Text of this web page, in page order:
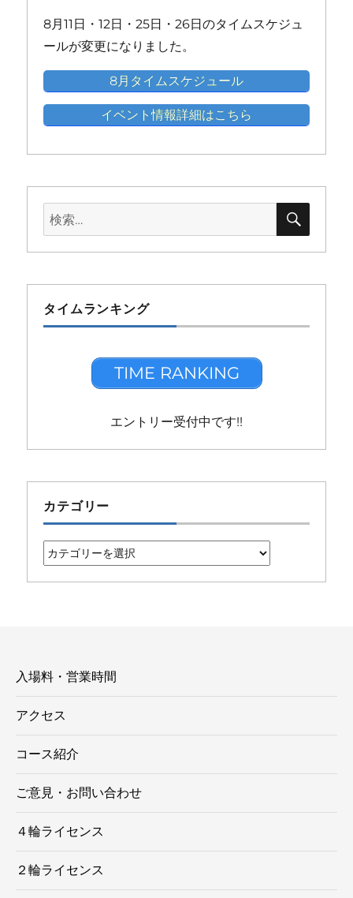
ト)
ト)
ト)
ト)
ト)
8月11日・12日・25日・26日のタイムスケジュ
ールが変更になりました。
8月タイムスケジュール
イベント情報詳細はこちら
検
索:
検
タイムランキング
TIME RANKING
エントリー受付中です!!
カテゴリー
カ
テ
ゴ
入場料・営業時間
アクセス
コース紹介
ご意見・お問い合わせ
４輪ライセンス
２輪ライセンス